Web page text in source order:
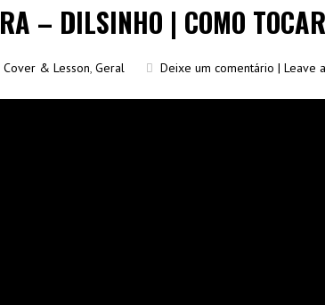
– DILSINHO | COMO TOCAR
Cover & Lesson, Geral Deixe um comentário | Leave